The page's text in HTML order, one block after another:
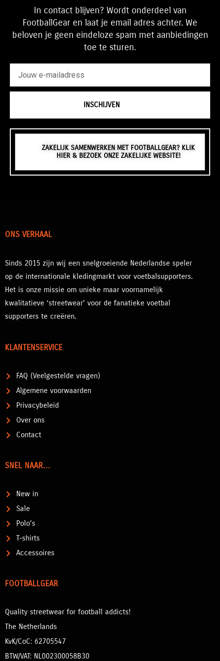
In contact blijven? Wordt onderdeel van
FootballGear en laat je email adres achter. We
beloven je geen eindeloze spam met aanbiedingen
toe te sturen.
INSCHIJVEN
ZAKELIJK SAMENWERKEN MET FOOTBALLGEAR? KLIK
HIER & BEZOEK ONZE ZAKELIJKE WEBSITE!
ONS VERHAAL
Sinds 2015 zijn wij een snelgroeiende Nederlandse speler
op de internationale kledingmarkt voor voetbalsupporters.
Het is onze missie om unieke maar voornamelijk
kwalitatieve ‘streetwear’ voor de fanatieke voetbal
supporters te creëren.
KLANTENSERVICE
FAQ (Veelgestelde vragen)
Algemene voorwaarden
Privacybeleid
Over ons
Contact
SNEL NAAR…
New in
Sale
Polo’s
T-shirts
Accessoires
FOOTBALLGEAR
Quality streetwear for football addicts!
The Netherlands
KvK/CoC: 62705547
BTW/VAT: NL002300058B30